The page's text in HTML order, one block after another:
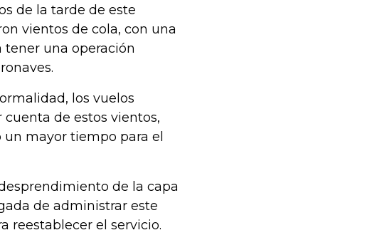
de la tarde de este
vientos de cola, con una
tener una operación
los vuelos
de estos vientos,
mayor tiempo para el
de la capa
de administrar este
reestablecer el servicio.